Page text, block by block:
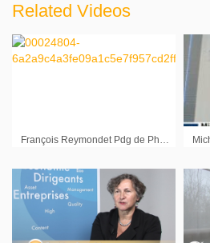
Related Videos
François Reymondet Pdg de Phenix Systems